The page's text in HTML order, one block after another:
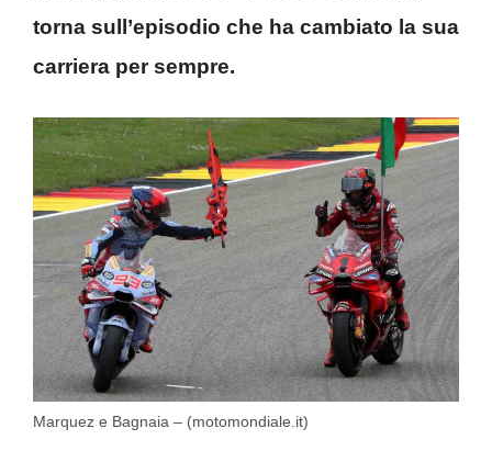
torna sull’episodio che ha cambiato la sua
carriera per sempre.
Marquez e Bagnaia – (motomondiale.it)